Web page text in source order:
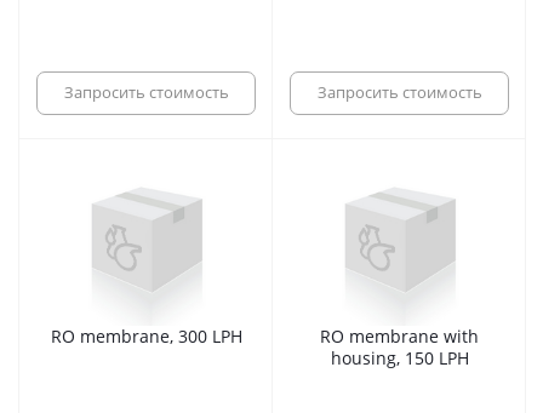
Запросить стоимость Запросить стоимость
RO membrane, 300 LPH
RO membrane with
housing, 150 LPH